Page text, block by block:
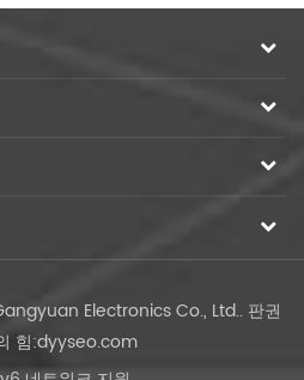
Electronics Co., Ltd.. 판권
힘:dyyseo.com